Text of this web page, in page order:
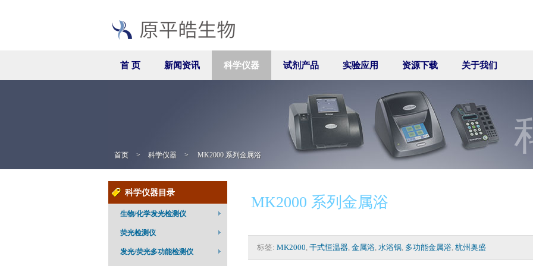
首 页 新闻资讯 科学仪器 试剂产品 实验应用 资源下载 关于我们
首页 > 科学仪器 > MK2000 系列金属浴
科学仪器目录
生物/化学发光检测仪
荧光检测仪
发光/荧光多功能检测仪
MK2000 系列金属浴
标签: MK2000, 干式恒温器, 金属浴, 水浴锅, 多功能金属浴, 杭州奥盛